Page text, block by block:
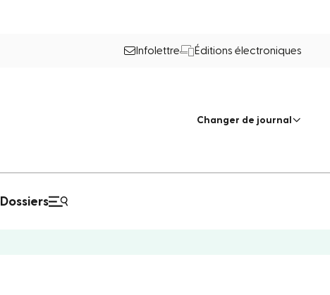
Infolettre Éditions électroniques
Changer de journal
Dossiers